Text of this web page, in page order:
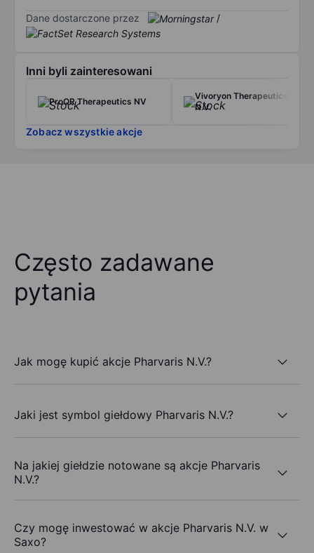
Dane dostarczone przez /
Inni byli zainteresowani
ProQR Therapeutics NV
Vivoryon Therapeutics
N.V.
Zobacz wszystkie akcje
Często zadawane
pytania
Jak mogę kupić akcje Pharvaris N.V.?
Jaki jest symbol giełdowy Pharvaris N.V.?
Na jakiej giełdzie notowane są akcje Pharvaris
N.V.?
Czy mogę inwestować w akcje Pharvaris N.V. w
Saxo?